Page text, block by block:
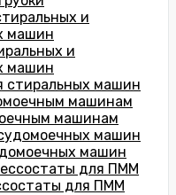
и
машин
машинам
машин
для ПММ